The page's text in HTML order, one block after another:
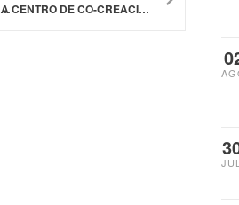
MONDELĒZ FRENA SU PRODUCCIÓN POR CAÍDA EN EL CONSUMO EN ARGENTINA KERRY INAUGURA CENTRO DE CO-CREACIÓN DE CLIENTES EN FILIPINAS
JUL